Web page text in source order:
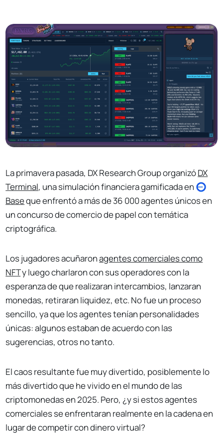
La primavera pasada, DX Research Group organizóDX
Terminal, una simulación financiera gamificada en
Baseque enfrentó a más de 36 000 agentes únicos en
un concurso de comercio de papel con temática
criptográfica.
Los jugadores acuñaronagentes comerciales como
NFTy luego charlaron con sus operadores con la
esperanza de que realizaran intercambios, lanzaran
monedas, retiraran liquidez, etc. No fue un proceso
sencillo, ya que los agentes tenían personalidades
únicas: algunos estaban de acuerdo con las
sugerencias, otros no tanto.
El caos resultante fue muy divertido, posiblemente lo
más divertido que he vivido en el mundo de las
criptomonedas en 2025. Pero, ¿y si estos agentes
comerciales se enfrentaran realmente en la cadena en
lugar de competir con dinero virtual?